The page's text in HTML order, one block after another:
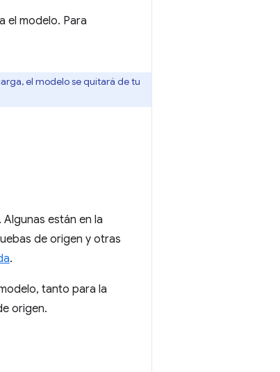
el modelo. Para
el modelo se quitará de tu
están en la
de origen y otras
.
tanto para la
origen.